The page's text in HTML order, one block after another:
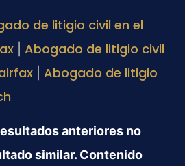
de litigio civil en el
Abogado de litigio civil
Abogado de litigio
anteriores no
similar. Contenido